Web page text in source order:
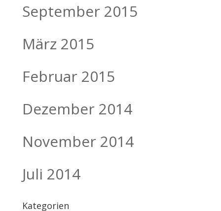
September 2015
März 2015
Februar 2015
Dezember 2014
November 2014
Juli 2014
Kategorien